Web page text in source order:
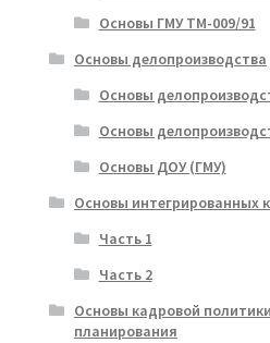
Основы ГМУ ТМ-009/91
Основы делопроизводства
Основы
Основы
Основы ДОУ (ГМУ)
Основы интегрированных
Часть 1
Часть 2
Основы кадровой
планирования